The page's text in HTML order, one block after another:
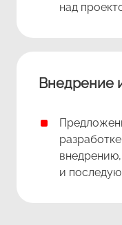
над
Внедрение
и